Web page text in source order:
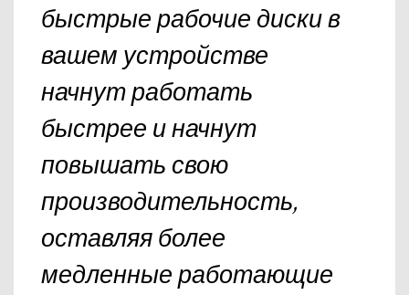
быстрые рабочие диски в
вашем устройстве
начнут работать
быстрее и начнут
повышать свою
производительность,
оставляя более
медленные работающие